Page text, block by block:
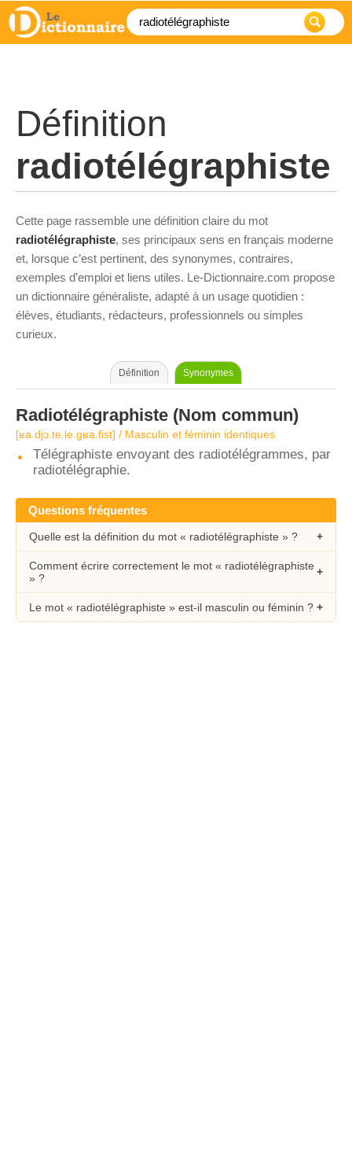
Définition
radiotélégraphiste
Cette page rassemble une définition claire du mot
radiotélégraphiste, ses principaux sens en français moderne
et, lorsque c’est pertinent, des synonymes, contraires,
exemples d’emploi et liens utiles. Le-Dictionnaire.com propose
un dictionnaire généraliste, adapté à un usage quotidien :
élèves, étudiants, rédacteurs, professionnels ou simples
curieux.
Définition Synonymes
Radiotélégraphiste (Nom commun)
[ʁa.djɔ.te.le.ɡʁa.fist] / Masculin et féminin identiques
Télégraphiste envoyant des radiotélégrammes, par
radiotélégraphie.
Questions fréquentes
Quelle est la définition du mot « radiotélégraphiste » ?
Comment écrire correctement le mot « radiotélégraphiste
» ?
Le mot « radiotélégraphiste » est-il masculin ou féminin ?